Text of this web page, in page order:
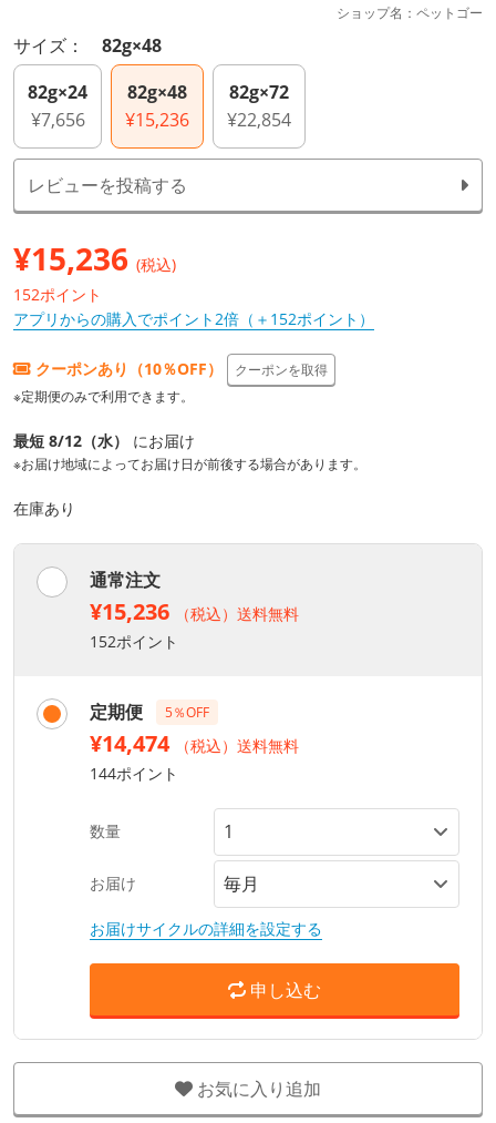
ショップ名：ペットゴー
サイズ： 82g×48
82g×24
¥7,656
82g×48
¥15,236
82g×72
¥22,854
レビューを投稿する
¥15,236 (税込)
152ポイント
アプリからの購入でポイント2倍（＋152ポイント）
クーポンあり（10％OFF）
クーポンを取得
※定期便のみで利用できます。
最短 8/12（水） にお届け
※お届け地域によってお届け日が前後する場合があります。
在庫あり
通常注文
¥15,236
（税込）送料無料
152ポイント
定期便 5％OFF
¥14,474
（税込）送料無料
144ポイント
数量
お届け
お届けサイクルの詳細を設定する
申し込む
お気に入り追加